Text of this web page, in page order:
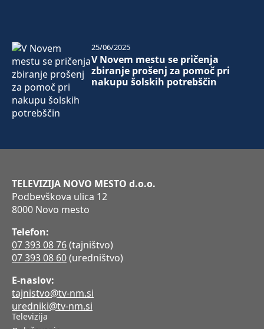
V Novem mestu se pričenja
zbiranje prošenj za pomoč pri
nakupu šolskih potrebščin
25/06/2025
TELEVIZIJA NOVO MESTO d.o.o.
Podbevškova ulica 12
8000 Novo mesto
Telefon:
07 393 08 76(tajništvo)
07 393 08 60(uredništvo)
E-naslov:
tajnistvo@tv-nm.si
uredniki@tv-nm.si
Televizija